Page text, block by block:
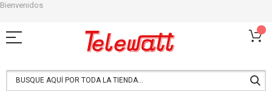
Bienvenidos
al
contenido